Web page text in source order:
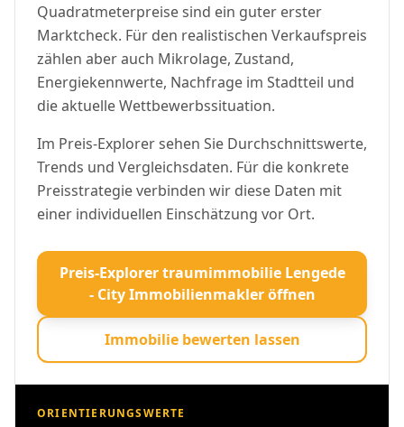
Quadratmeterpreise sind ein guter erster
Marktcheck. Für den realistischen Verkaufspreis
zählen aber auch Mikrolage, Zustand,
Energiekennwerte, Nachfrage im Stadtteil und
die aktuelle Wettbewerbssituation.
Im Preis-Explorer sehen Sie Durchschnittswerte,
Trends und Vergleichsdaten. Für die konkrete
Preisstrategie verbinden wir diese Daten mit
einer individuellen Einschätzung vor Ort.
Preis-Explorer traumimmobilie Lengede
- City Immobilienmakler öffnen
Immobilie bewerten lassen
ORIENTIERUNGSWERTE